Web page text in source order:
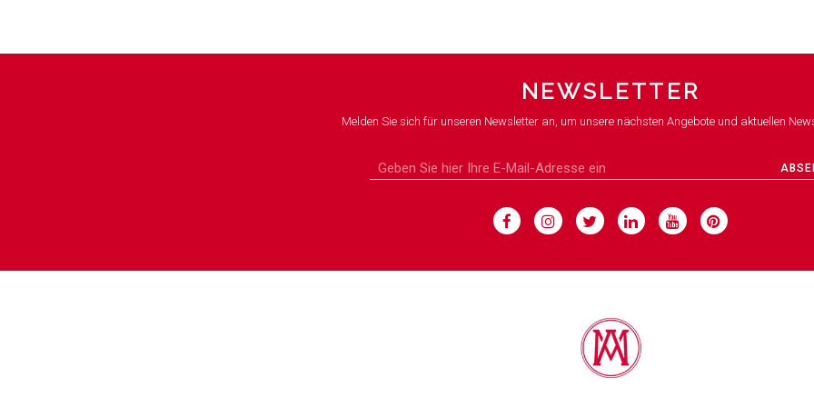
NEWSLETTER
Melden Sie sich für unseren Newsletter an, um unsere nächsten Angebote und aktuellen